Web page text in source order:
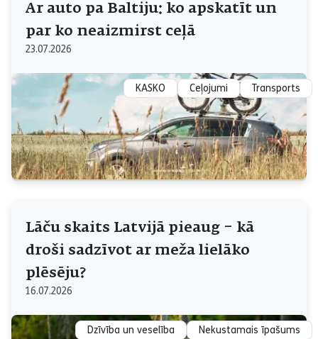
KASKO Ceļojumi Transports
Ar auto pa Baltiju: ko apskatīt un
par ko neaizmirst ceļā
23.07.2026
Dzīvība un veselība Nekustamais īpašums
Lāču skaits Latvijā pieaug – kā
droši sadzīvot ar meža lielāko
plēsēju?
16.07.2026